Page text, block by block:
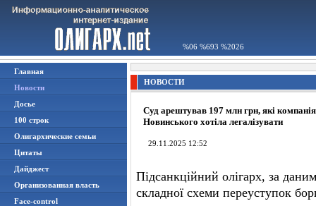
%06 %693 %2026
Главная
Новости
Досье
100 строк
Олигархические семьи
Цитаты
Дайджест
Организованная власть
Face-control
НОВОСТИ
Суд арештував 197 млн грн, які компанія
Новинського хотіла легалізувати
29.11.2025 12:52
Підсанкційний олігарх, за
складної схеми переуступок